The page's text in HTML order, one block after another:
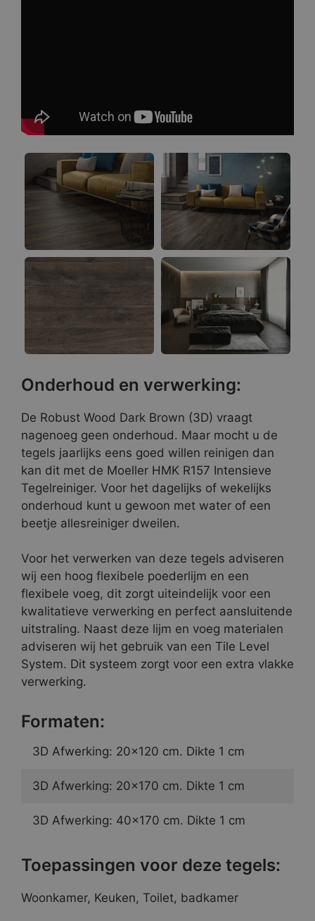
Onderhoud en verwerking:
De Robust Wood Dark Brown (3D) vraagt
nagenoeg geen onderhoud. Maar mocht u de
tegels jaarlijks eens goed willen reinigen dan
kan dit met de Moeller HMK R157 Intensieve
Tegelreiniger. Voor het dagelijks of wekelijks
onderhoud kunt u gewoon met water of een
beetje allesreiniger dweilen.
Voor het verwerken van deze tegels adviseren
wij een hoog flexibele poederlijm en een
flexibele voeg, dit zorgt uiteindelijk voor een
kwalitatieve verwerking en perfect aansluitende
uitstraling. Naast deze lijm en voeg materialen
adviseren wij het gebruik van een Tile Level
System. Dit systeem zorgt voor een extra vlakke
verwerking.
Formaten:
3D Afwerking: 20×120 cm. Dikte 1 cm
3D Afwerking: 20×170 cm. Dikte 1 cm
3D Afwerking: 40×170 cm. Dikte 1 cm
Toepassingen voor deze tegels:
Woonkamer, Keuken, Toilet, badkamer